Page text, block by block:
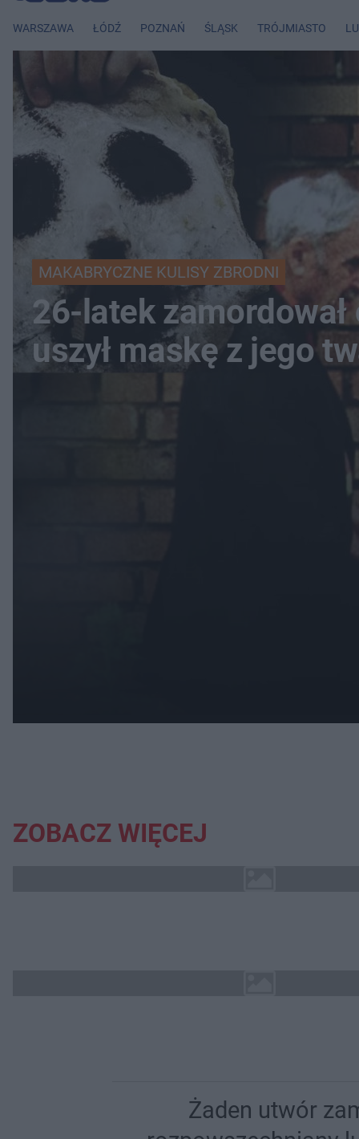
WARSZAWA ŁÓDŹ POZNAŃ ŚLĄSK TRÓJMIASTO
MAKABRYCZNE KULISY ZBRODNI
26-latek zamordował
uszył maskę z jego
ZOBACZ WIĘCEJ
Żaden utwór